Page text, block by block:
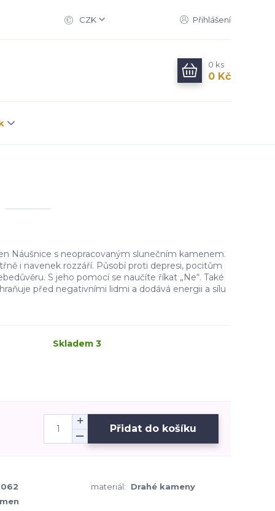
CZK Přihlášení
0 ks
0 Kč
Náušnice s neopracovaným slunečním kamenem.
i navenek rozzáří. Působí proti depresi, pocitům
S jeho pomocí se naučíte říkat „Ne“. Také
před negativními lidmi a dodává energii a sílu
Skladem 3
Přidat do košíku
materiál:
Drahé kameny